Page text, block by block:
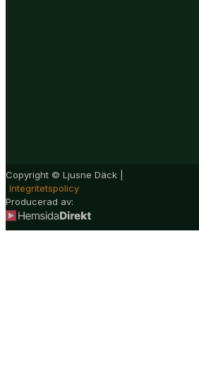
Copyright © Ljusne Däck |
Integritetspolicy
Producerad av: